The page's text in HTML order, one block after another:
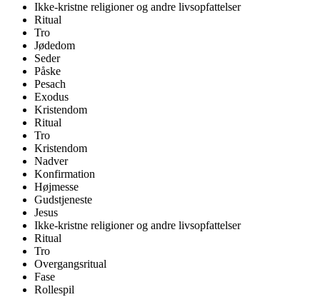
Ikke-kristne religioner og andre livsopfattelser
Ritual
Tro
Jødedom
Seder
Påske
Pesach
Exodus
Kristendom
Ritual
Tro
Kristendom
Nadver
Konfirmation
Højmesse
Gudstjeneste
Jesus
Ikke-kristne religioner og andre livsopfattelser
Ritual
Tro
Overgangsritual
Fase
Rollespil